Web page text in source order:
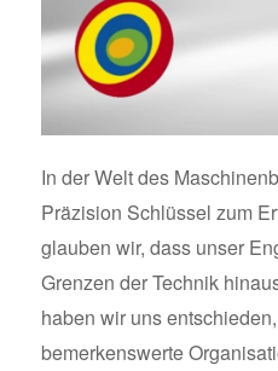
In der Welt des
Präzision Schlüssel zum
glauben wir, dass unser
Grenzen der Technik
haben wir uns
bemerkenswerte